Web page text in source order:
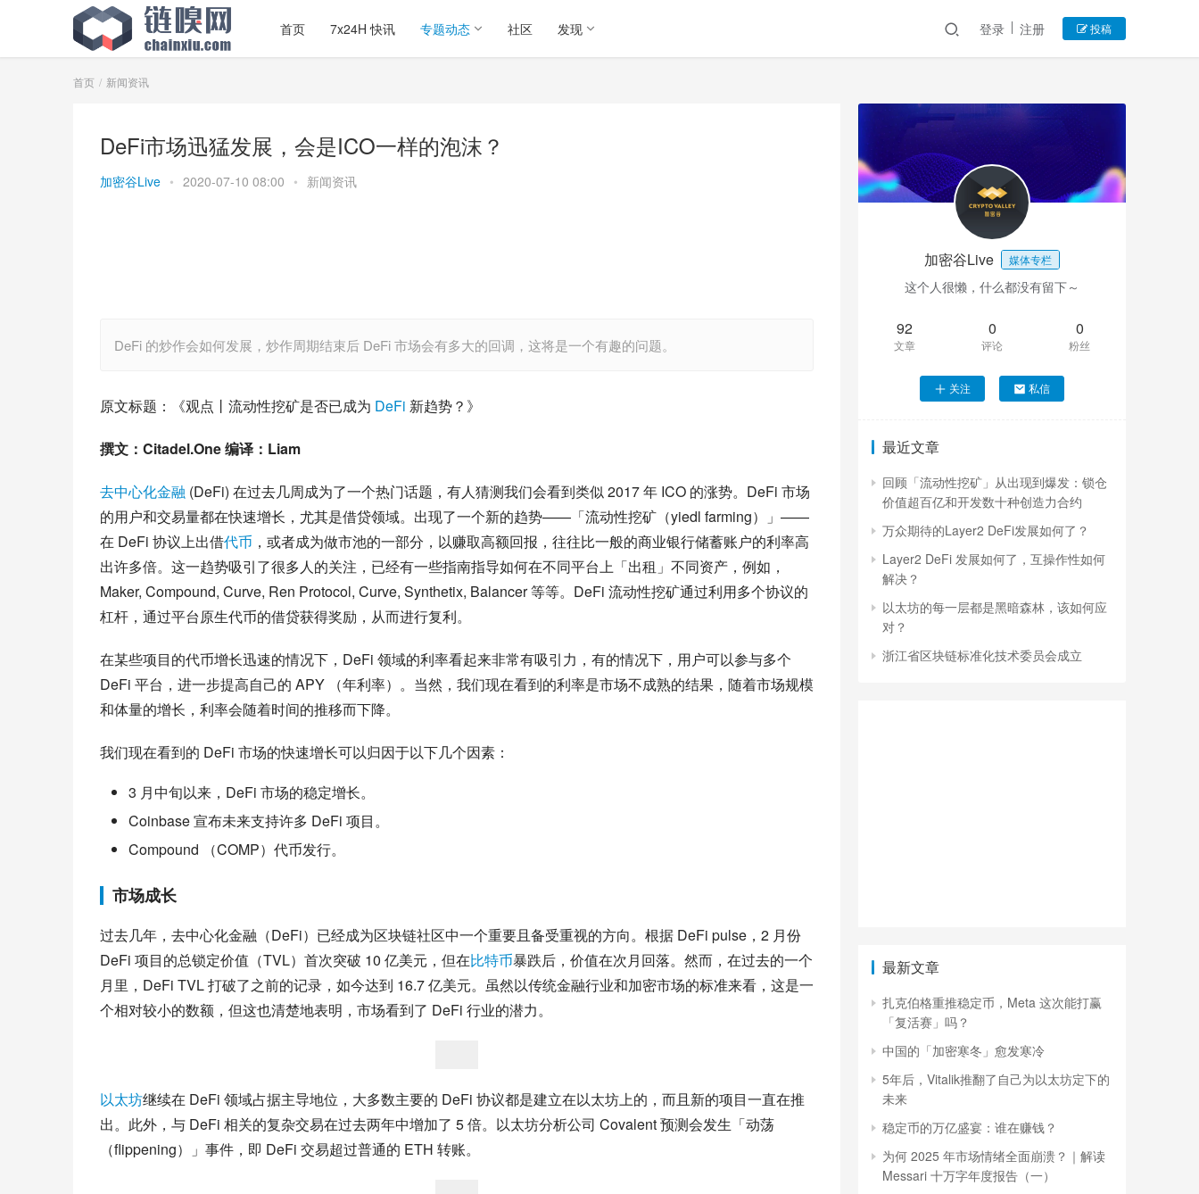
首页 7x24H 快讯 专题动态 社区 发现 登录 注册 投稿
首页 新闻资讯
DeFi市场迅猛发展，会是ICO一样的泡沫？
加密谷Live • 2020-07-10 08:00 • 新闻资讯
DeFi 的炒作会如何发展，炒作周期结束后 DeFi 市场会有多大的回调，这将是一个有趣的问题。
原文标题：《观点丨流动性挖矿是否已成为 DeFi 新趋势？》
撰文：Citadel.One 编译：Liam
去中心化金融 (DeFi) 在过去几周成为了一个热门话题，有人猜测我们会看到类似 2017 年 ICO 的涨势。DeFi 市场
的用户和交易量都在快速增长，尤其是借贷领域。出现了一个新的趋势——「流动性挖矿（yiedl farming）」——
在 DeFi 协议上出借代币 ，或者成为做市池的一部分，以赚取高额回报，往往比一般的商业银行储蓄账户的利率高
出许多倍。这一趋势吸引了很多人的关注，已经有一些指南指导如何在不同平台上「出租」不同资产，例如，
Maker, Compound, Curve, Ren Protocol, Curve, Synthetix, Balancer 等等。DeFi 流动性挖矿通过利用多个协议的
杠杆，通过平台原生代币的借贷获得奖励，从而进行复利。
在某些项目的代币增长迅速的情况下，DeFi 领域的利率看起来非常有吸引力，有的情况下，用户可以参与多个
DeFi 平台，进一步提高自己的 APY （年利率）。当然，我们现在看到的利率是市场不成熟的结果，随着市场规模
和体量的增长，利率会随着时间的推移而下降。
我们现在看到的 DeFi 市场的快速增长可以归因于以下几个因素：
3 月中旬以来，DeFi 市场的稳定增长。
Coinbase 宣布未来支持许多 DeFi 项目。
Compound （COMP）代币发行。
市场成长
过去几年，去中心化金融（DeFi）已经成为区块链社区中一个重要且备受重视的方向。根据 DeFi pulse，2 月份
DeFi 项目的总锁定价值（TVL）首次突破 10 亿美元，但在比特币暴跌后，价值在次月回落。然而，在过去的一个
月里，DeFi TVL 打破了之前的记录，如今达到 16.7 亿美元。虽然以传统金融行业和加密市场的标准来看，这是一
个相对较小的数额，但这也清楚地表明，市场看到了 DeFi 行业的潜力。
以太坊继续在 DeFi 领域占据主导地位，大多数主要的 DeFi 协议都是建立在以太坊上的，而且新的项目一直在推
出。此外，与 DeFi 相关的复杂交易在过去两年中增加了 5 倍。以太坊分析公司 Covalent 预测会发生「动荡
（flippening）」事件，即 DeFi 交易超过普通的 ETH 转账。
加密谷Live 媒体专栏
这个人很懒，什么都没有留下～
92
文章
0
评论
0
粉丝
关注 私信
最近文章
回顾「流动性挖矿」从出现到爆发：锁仓
价值超百亿和开发数十种创造力合约
万众期待的Layer2 DeFi发展如何了？
Layer2 DeFi 发展如何了，互操作性如何
解决？
以太坊的每一层都是黑暗森林，该如何应
对？
浙江省区块链标准化技术委员会成立
最新文章
扎克伯格重推稳定币，Meta 这次能打赢
「复活赛」吗？
中国的「加密寒冬」愈发寒冷
5年后，Vitalik推翻了自己为以太坊定下的
未来
稳定币的万亿盛宴：谁在赚钱？
为何 2025 年市场情绪全面崩溃？｜解读
Messari 十万字年度报告（一）